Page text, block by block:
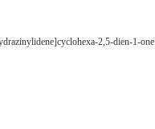
2,5-dien-1-one